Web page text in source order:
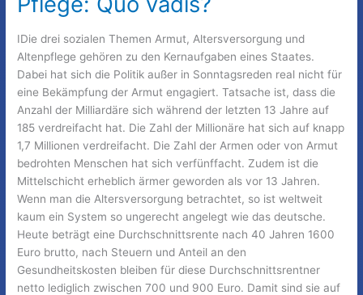
IDie drei sozialen Themen Armut, Altersversorgung und
Altenpflege gehören zu den Kernaufgaben eines Staates.
Dabei hat sich die Politik außer in Sonntagsreden real nicht für
eine Bekämpfung der Armut engagiert. Tatsache ist, dass die
Anzahl der Milliardäre sich während der letzten 13 Jahre auf
185 verdreifacht hat. Die Zahl der Millionäre hat sich auf knapp
1,7 Millionen verdreifacht. Die Zahl der Armen oder von Armut
bedrohten Menschen hat sich verfünffacht. Zudem ist die
Mittelschicht erheblich ärmer geworden als vor 13 Jahren.
Wenn man die Altersversorgung betrachtet, so ist weltweit
kaum ein System so ungerecht angelegt wie das deutsche.
Heute beträgt eine Durchschnittsrente nach 40 Jahren 1600
Euro brutto, nach Steuern und Anteil an den
Gesundheitskosten bleiben für diese Durchschnittsrentner
netto lediglich zwischen 700 und 900 Euro. Damit sind sie auf